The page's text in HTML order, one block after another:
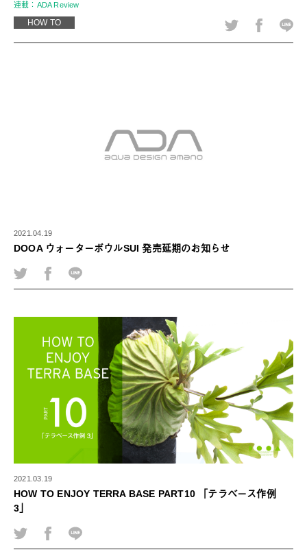
連載：ADA Review
HOW TO
2021.04.19
DOOA ウォーターボウルSUI 発売延期のお知らせ
2021.03.19
HOW TO ENJOY TERRA BASE PART10 「テラベース作例
3」